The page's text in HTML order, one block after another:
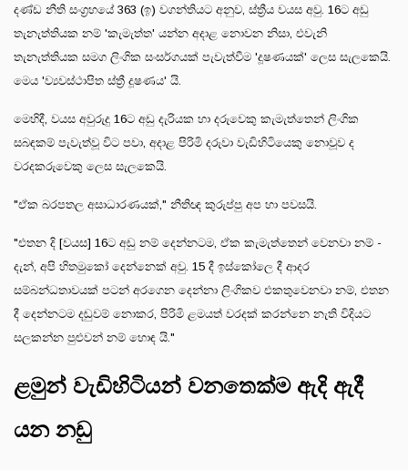
දණ්ඩ නීති සංග්‍රහයේ 363 (ඉ) වගන්තියට අනුව, ස්ත්‍රීය වයස අවු. 16ට අඩු
තැනැත්තියක නම් 'කැමැත්ත' යන්න අදාළ නොවන නිසා, එවැනි
තැනැත්තියක සමග ලිංගික සංසර්ගයක් පැවැත්වීම 'දූෂණයක්' ලෙස සැලකෙයි.
මෙය 'ව්‍යවස්ථාපිත ස්ත්‍රී දූෂණය' යි.
මෙහිදී, වයස අවුරුදු 16ට අඩු දැරියක හා දරුවෙකු කැමැත්තෙන් ලිංගික
සබඳකම් පැවැත්වූ විට පවා, අදාළ පිරිමි දරුවා වැඩිහිටියෙකු නොවූව ද
වරදකරුවෙකු ලෙස සැලකෙයි.
"ඒක බරපතල අසාධාරණයක්," නීතිඥ කුරුප්පු අප හා පවසයි.
"එතන දි [වයස] 16ට අඩු නම් දෙන්නටම, ඒක කැමැත්තෙන් වෙනවා නම් -
දැන්, අපි හිතමුකෝ දෙන්නෙක් අවු. 15 දී ඉස්කෝලෙ දී ආදර
සම්බන්ධතාවයක් පටන් අරගෙන දෙන්නා ලිංගිකව එකතුවෙනවා නම්, එතන
දී දෙන්නටම දඬුවම් නොකර, පිරිමි ළමයත් වරදක් කරන්නෙ නැති විදියට
සලකන්න පුළුවන් නම් හොඳ යි."
ළමුන් වැඩිහිටියන් වනතෙක්ම ඇදි ඇදී
යන නඩු